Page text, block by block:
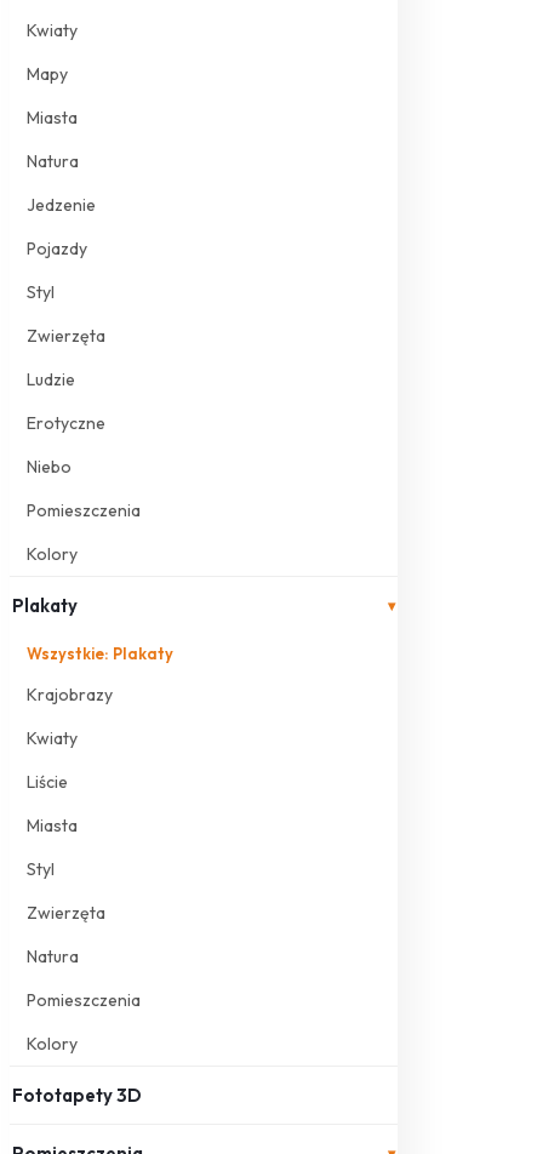
Kwiaty
Mapy
Miasta
Natura
Jedzenie
Pojazdy
Styl
Zwierzęta
Ludzie
Erotyczne
Niebo
Pomieszczenia
Kolory
Plakaty ▾
Wszystkie: Plakaty
Krajobrazy
Kwiaty
Liście
Miasta
Styl
Zwierzęta
Natura
Pomieszczenia
Kolory
Fototapety 3D